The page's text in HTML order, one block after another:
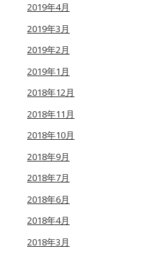
2019年4月
2019年3月
2019年2月
2019年1月
2018年12月
2018年11月
2018年10月
2018年9月
2018年7月
2018年6月
2018年4月
2018年3月